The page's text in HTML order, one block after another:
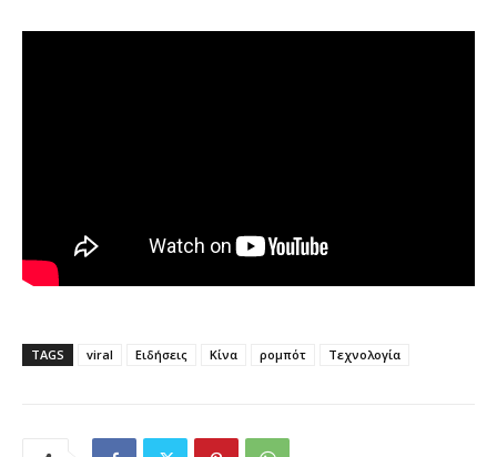
TAGS viral Ειδήσεις Κίνα ρομπότ Τεχνολογία